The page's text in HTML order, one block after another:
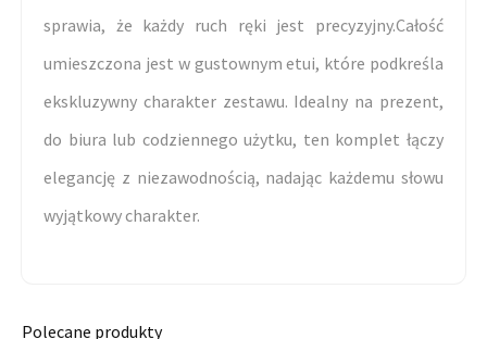
sprawia, że każdy ruch ręki jest precyzyjny.Całość
umieszczona jest w gustownym etui, które podkreśla
ekskluzywny charakter zestawu. Idealny na prezent,
do biura lub codziennego użytku, ten komplet łączy
elegancję z niezawodnością, nadając każdemu słowu
wyjątkowy charakter.
Polecane produkty